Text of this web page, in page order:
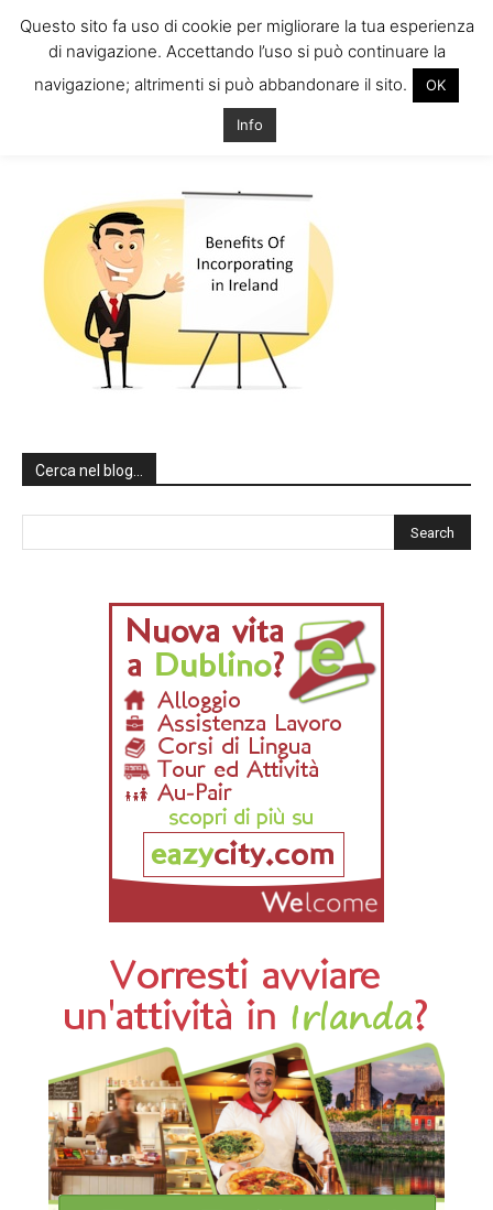
Cerca nel blog…
Questo sito fa uso di cookie per migliorare la tua esperienza
di navigazione. Accettando l’uso si può continuare la
navigazione; altrimenti si può abbandonare il sito.
OK
Info